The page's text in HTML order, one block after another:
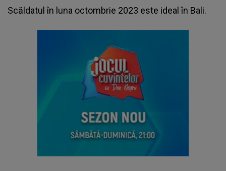
Scăldatul în luna octombrie 2023 este ideal în Bali.